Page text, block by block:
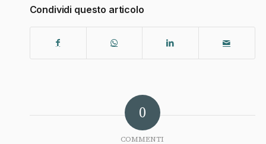
Condividi questo articolo
0
COMMENTI